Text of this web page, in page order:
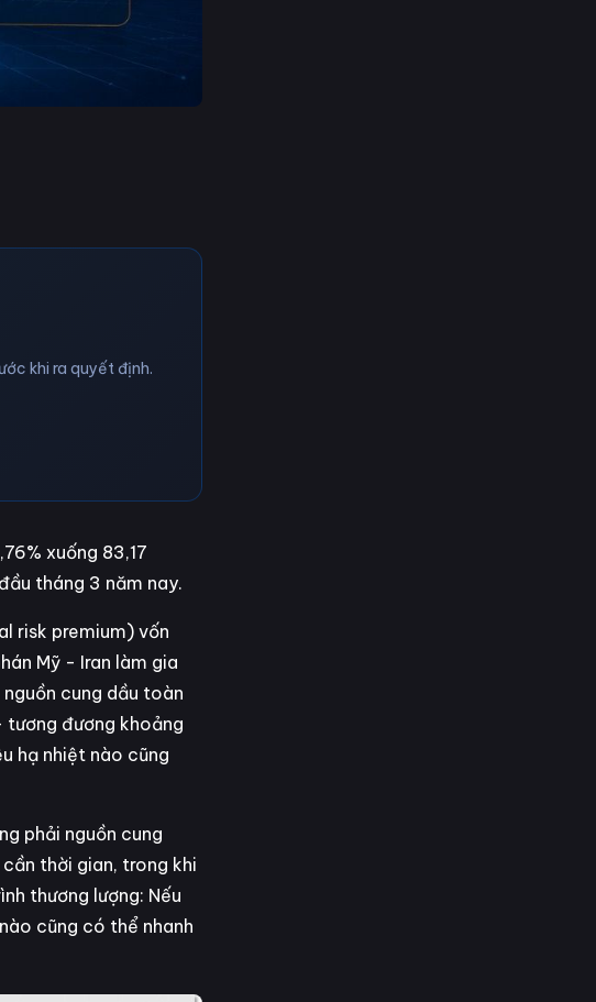
khi ra quyết định.
xuống 83,17
tháng 3 năm nay.
risk premium) vốn
Mỹ - Iran làm gia
cung dầu toàn
tương đương khoảng
hạ nhiệt nào cũng
phải nguồn cung
thời gian, trong khi
thương lượng: Nếu
cũng có thể nhanh